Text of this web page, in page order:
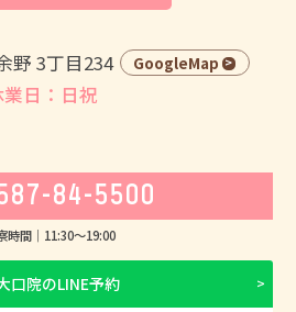
野 3丁目234
GoogleMap
日：日祝
84-5500
時間｜ 11:30〜19:00
口院のLINE予約